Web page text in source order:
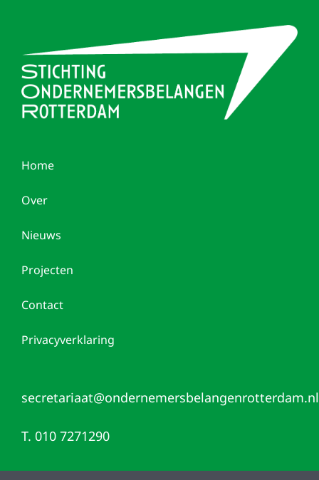
Home
Over
Nieuws
Projecten
Contact
Privacyverklaring
secretariaat@ondernemersbelangenrotterdam.nl
T. 010 7271290